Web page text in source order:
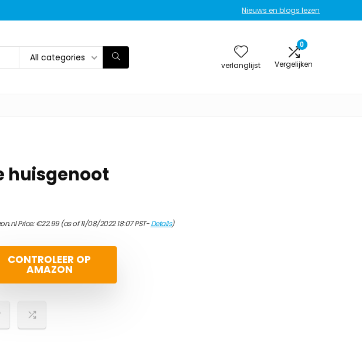
Nieuws en blogs lezen
All categories
verlanglijst
0
Vergelijken
huisgenoot
Price:€22.99(as of 11/08/2022 18:07 PST-Details)
CONTROLEER OP
AMAZON